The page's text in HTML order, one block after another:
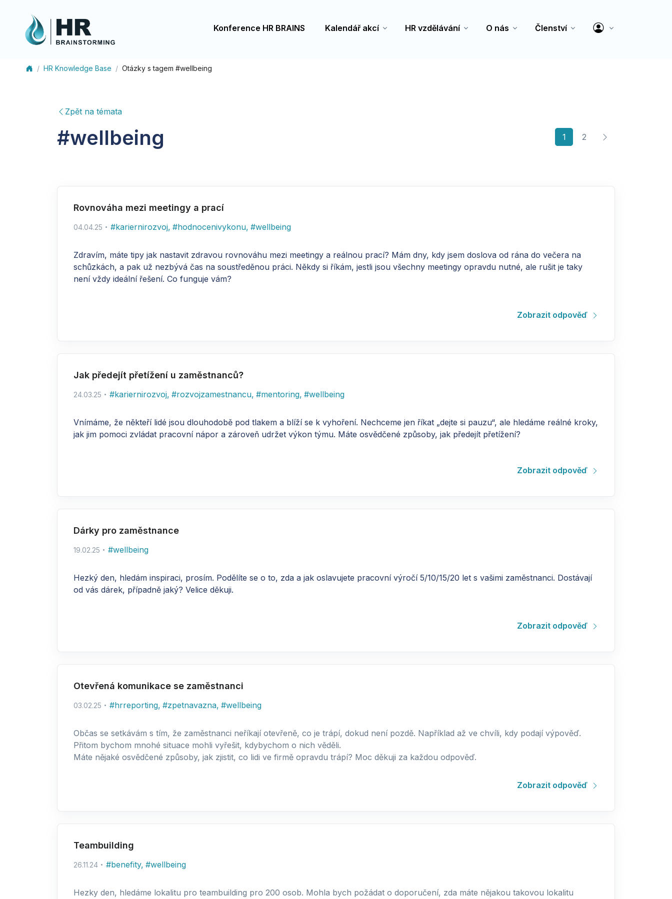
Konference HR BRAINS Kalendář akcí HR vzdělávání O nás Členství
HR Knowledge Base Otázky s tagem #wellbeing
Zpět na témata
#wellbeing 1(current)
2
Rovnováha mezi meetingy a prací
04.04.25 #kariernirozvoj, #hodnocenivykonu, #wellbeing
Zdravím, máte tipy jak nastavit zdravou rovnováhu mezi meetingy a reálnou prací? Mám dny, kdy jsem doslova od rána do večera na
schůzkách, a pak už nezbývá čas na soustředěnou práci. Někdy si říkám, jestli jsou všechny meetingy opravdu nutné, ale rušit je taky
není vždy ideální řešení. Co funguje vám?
Zobrazit odpověď
Jak předejít přetížení u zaměstnanců?
24.03.25 #kariernirozvoj, #rozvojzamestnancu, #mentoring, #wellbeing
Vnímáme, že někteří lidé jsou dlouhodobě pod tlakem a blíží se k vyhoření. Nechceme jen říkat „dejte si pauzu“, ale hledáme reálné kroky,
jak jim pomoci zvládat pracovní nápor a zároveň udržet výkon týmu. Máte osvědčené způsoby, jak předejít přetížení?
Zobrazit odpověď
Dárky pro zaměstnance
19.02.25 #wellbeing
Hezký den, hledám inspiraci, prosím. Podělíte se o to, zda a jak oslavujete pracovní výročí 5/10/15/20 let s vašimi zaměstnanci. Dostávají
od vás dárek, případně jaký? Velice děkuji.
Zobrazit odpověď
Otevřená komunikace se zaměstnanci
03.02.25 #hrreporting, #zpetnavazna, #wellbeing
Občas se setkávám s tím, že zaměstnanci neříkají otevřeně, co je trápí, dokud není pozdě. Například až ve chvíli, kdy podají výpověď.
Přitom bychom mnohé situace mohli vyřešit, kdybychom o nich věděli.
Máte nějaké osvědčené způsoby, jak zjistit, co lidi ve firmě opravdu trápí? Moc děkuji za každou odpověď.
Zobrazit odpověď
Teambuilding
26.11.24 #benefity, #wellbeing
Hezky den, hledáme lokalitu pro teambuilding pro 200 osob. Mohla bych požádat o doporučení, zda máte nějakou takovou lokalitu